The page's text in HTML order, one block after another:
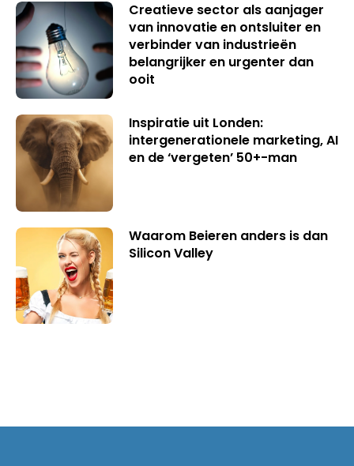
Creatieve sector als aanjager
van innovatie en ontsluiter en
verbinder van industrieën
belangrijker en urgenter dan
ooit
Inspiratie uit Londen:
intergenerationele marketing, AI
en de ‘vergeten’ 50+-man
Waarom Beieren anders is dan
Silicon Valley